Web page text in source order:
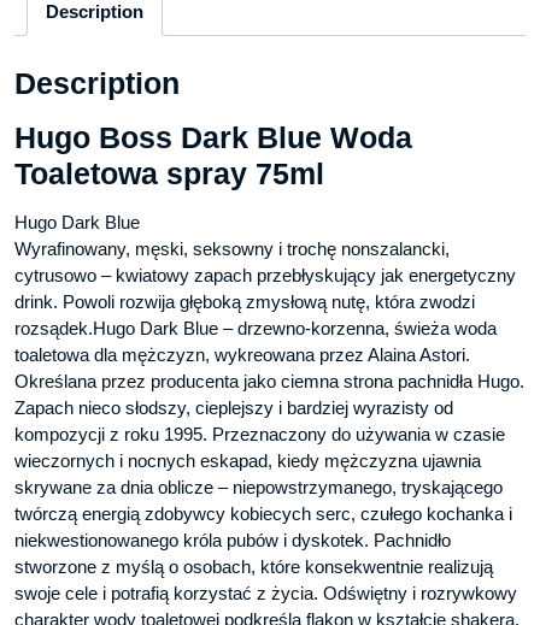
Description
Description
Hugo Boss Dark Blue Woda
Toaletowa spray 75ml
Hugo Dark Blue
Wyrafinowany, męski, seksowny i trochę nonszalancki,
cytrusowo – kwiatowy zapach przebłyskujący jak energetyczny
drink. Powoli rozwija głęboką zmysłową nutę, która zwodzi
rozsądek.Hugo Dark Blue – drzewno-korzenna, świeża woda
toaletowa dla mężczyzn, wykreowana przez Alaina Astori.
Określana przez producenta jako ciemna strona pachnidła Hugo.
Zapach nieco słodszy, cieplejszy i bardziej wyrazisty od
kompozycji z roku 1995. Przeznaczony do używania w czasie
wieczornych i nocnych eskapad, kiedy mężczyzna ujawnia
skrywane za dnia oblicze – niepowstrzymanego, tryskającego
twórczą energią zdobywcy kobiecych serc, czułego kochanka i
niekwestionowanego króla pubów i dyskotek. Pachnidło
stworzone z myślą o osobach, które konsekwentnie realizują
swoje cele i potrafią korzystać z życia. Odświętny i rozrywkowy
charakter wody toaletowej podkreśla flakon w kształcie shakera,